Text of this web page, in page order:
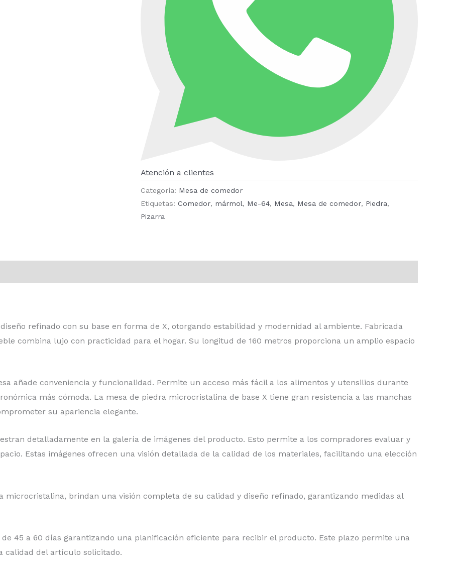
Atención a clientes
Categoría: Mesa de comedor
Etiquetas: Comedor, mármol, Me-64, Mesa, Mesa de comedor, Piedra,
Pizarra
refinado con su base en forma de X, otorgando estabilidad y modernidad al ambiente. Fabricada
combina lujo con practicidad para el hogar. Su longitud de 160 metros proporciona un amplio espacio
añade conveniencia y funcionalidad. Permite un acceso más fácil a los alimentos y utensilios durante
más cómoda. La mesa de piedra microcristalina de base X tiene gran resistencia a las manchas
su apariencia elegante.
detalladamente en la galería de imágenes del producto. Esto permite a los compradores evaluar y
Estas imágenes ofrecen una visión detallada de la calidad de los materiales, facilitando una elección
microcristalina, brindan una visión completa de su calidad y diseño refinado, garantizando medidas al
45 a 60 días garantizando una planificación eficiente para recibir el producto. Este plazo permite una
calidad del artículo solicitado.